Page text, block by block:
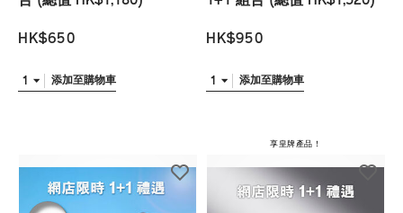
HK$650
1 添加至購物車
HK$950
1 添加至購物車
享皇牌產品！